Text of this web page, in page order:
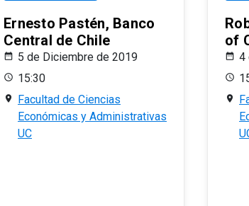
Ernesto Pastén, Banco
Central de Chile
5 de Diciembre de 2019
15:30
Facultad de Ciencias
Económicas y Administrativas
UC
of
4